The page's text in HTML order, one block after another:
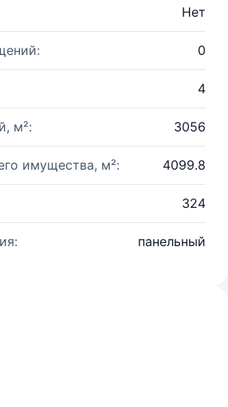
Нет
0
4
м²: 3056
имущества, м²: 4099.8
324
панельный